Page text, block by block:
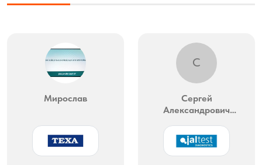
Мирослав
С
Сергей
Александрович